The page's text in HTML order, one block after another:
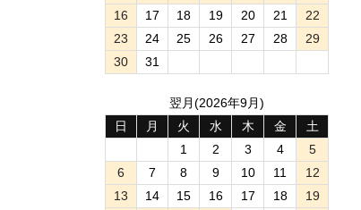
16
17 18 19 20 21
22
23
24 25 26 27 28
29
30
31
翌月(2026年9月)
日
月 火 水 木 金
土
1
2 3 4
5
6
7 8 9 10 11
12
13
14 15 16 17 18
19